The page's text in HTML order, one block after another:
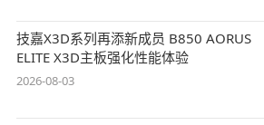
技嘉X3D系列再添新成员 B850 AORUS
ELITE X3D主板强化性能体验
2026-08-03